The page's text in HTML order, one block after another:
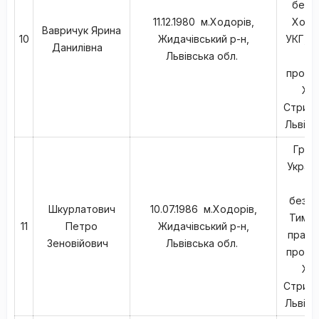
10
Вавричук Ярина
Данилівна
11.12.1980 м.Ходорів,
Жидачівський р-н,
Львівська обл.
УКГ,
11
Шкурлатович
Петро
Зеновійович
10.07.1986 м.Ходорів,
Жидачівський р-н,
Львівська обл.